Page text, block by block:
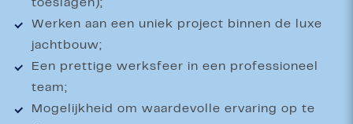
toeslagen);
Werken aan een uniek project binnen de luxe
jachtbouw;
Een prettige werksfeer in een professioneel
team;
Mogelijkheid om waardevolle ervaring op te